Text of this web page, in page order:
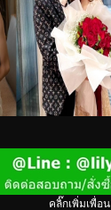
คลิ๊กเพิ่มเพื่อน